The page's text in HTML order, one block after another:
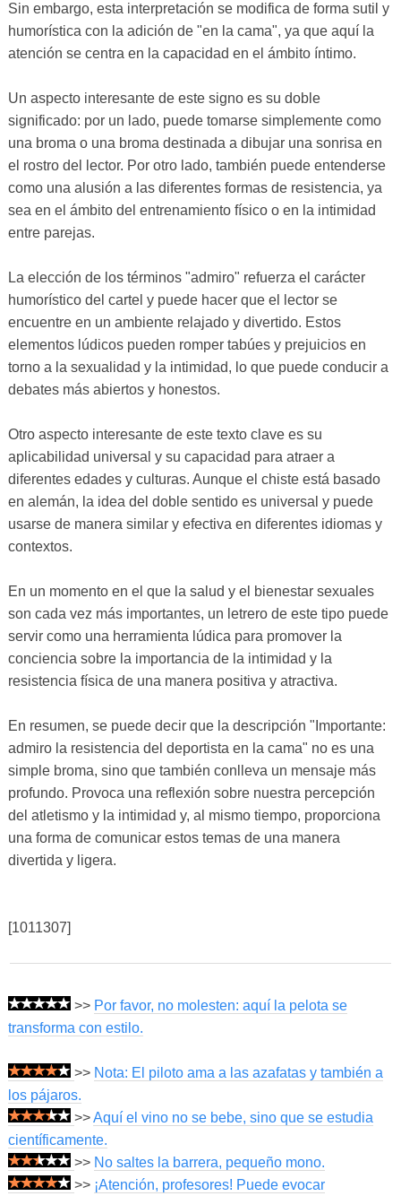
Sin embargo, esta interpretación se modifica de forma sutil y
humorística con la adición de "en la cama", ya que aquí la
atención se centra en la capacidad en el ámbito íntimo.
Un aspecto interesante de este signo es su doble
significado: por un lado, puede tomarse simplemente como
una broma o una broma destinada a dibujar una sonrisa en
el rostro del lector. Por otro lado, también puede entenderse
como una alusión a las diferentes formas de resistencia, ya
sea en el ámbito del entrenamiento físico o en la intimidad
entre parejas.
La elección de los términos "admiro" refuerza el carácter
humorístico del cartel y puede hacer que el lector se
encuentre en un ambiente relajado y divertido. Estos
elementos lúdicos pueden romper tabúes y prejuicios en
torno a la sexualidad y la intimidad, lo que puede conducir a
debates más abiertos y honestos.
Otro aspecto interesante de este texto clave es su
aplicabilidad universal y su capacidad para atraer a
diferentes edades y culturas. Aunque el chiste está basado
en alemán, la idea del doble sentido es universal y puede
usarse de manera similar y efectiva en diferentes idiomas y
contextos.
En un momento en el que la salud y el bienestar sexuales
son cada vez más importantes, un letrero de este tipo puede
servir como una herramienta lúdica para promover la
conciencia sobre la importancia de la intimidad y la
resistencia física de una manera positiva y atractiva.
En resumen, se puede decir que la descripción "Importante:
admiro la resistencia del deportista en la cama" no es una
simple broma, sino que también conlleva un mensaje más
profundo. Provoca una reflexión sobre nuestra percepción
del atletismo y la intimidad y, al mismo tiempo, proporciona
una forma de comunicar estos temas de una manera
divertida y ligera.
[1011307]
>> Por favor, no molesten: aquí la pelota se
transforma con estilo.
>> Nota: El piloto ama a las azafatas y también a
los pájaros.
>>Aquí el vino no se bebe, sino que se estudia
científicamente.
>> No saltes la barrera, pequeño mono.
>> ¡Atención, profesores! Puede evocar